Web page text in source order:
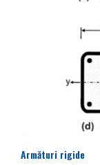
Armături rigide